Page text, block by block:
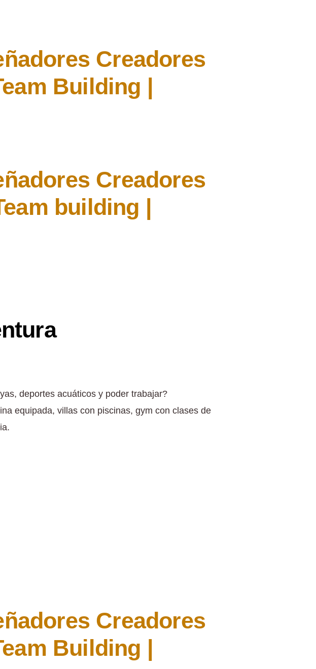
Creadores
Building |
Creadores
building |
deportes acuáticos y poder trabajar?
equipada, villas con piscinas, gym con clases de
Creadores
Building |